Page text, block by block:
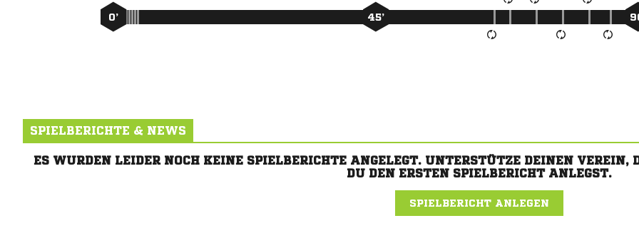
0’ 45’
SPIELBERICHTE & NEWS
ES WURDEN LEIDER NOCH KEINE SPIELBERICHTE ANGELEGT. UNTERSTÜTZE DEINEN
DU DEN ERSTEN SPIELBERICHT ANLEGST.
SPIELBERICHT ANLEGEN